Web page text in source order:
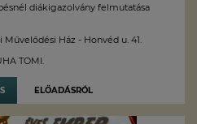
diákigazolvány felmutatása
Ház - Honvéd u. 41.
TOMI.
ELŐADÁSRÓL